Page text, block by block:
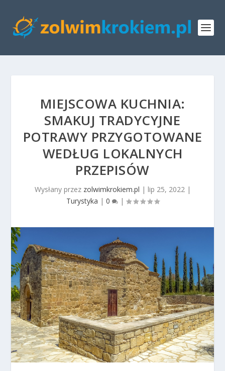
MIEJSCOWA KUCHNIA:
SMAKUJ TRADYCYJNE
POTRAWY PRZYGOTOWANE
WEDŁUG LOKALNYCH
PRZEPISÓW
Wysłany przez zolwimkrokiem.pl | lip 25, 2022|
Turystyka | 0 |